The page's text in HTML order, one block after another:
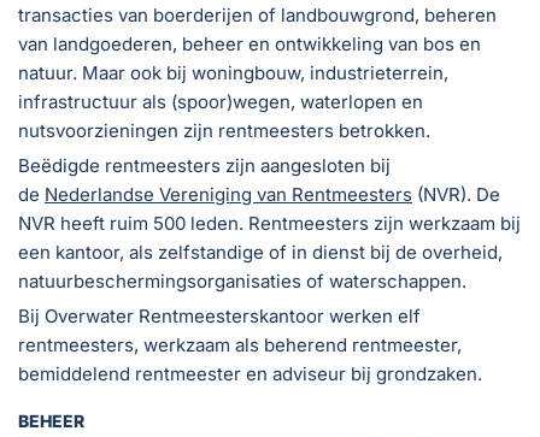
transacties van boerderijen of landbouwgrond, beheren
van landgoederen, beheer en ontwikkeling van bos en
natuur. Maar ook bij woningbouw, industrieterrein,
infrastructuur als (spoor)wegen, waterlopen en
nutsvoorzieningen zijn rentmeesters betrokken.
Beëdigde rentmeesters zijn aangesloten bij
de Nederlandse Vereniging van Rentmeesters (NVR). De
NVR heeft ruim 500 leden. Rentmeesters zijn werkzaam bij
een kantoor, als zelfstandige of in dienst bij de overheid,
natuurbeschermingsorganisaties of waterschappen.
Bij Overwater Rentmeesterskantoor werken elf
rentmeesters, werkzaam als beherend rentmeester,
bemiddelend rentmeester en adviseur bij grondzaken.
BEHEER